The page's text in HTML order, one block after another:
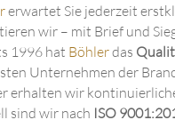
erwartet Sie jederzeit
wir – mit Brief und
1996 hat Böhlerdas
Unternehmen der
erhalten wir
sind wir nach ISO